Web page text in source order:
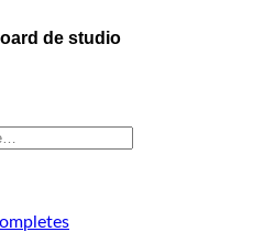
de studio